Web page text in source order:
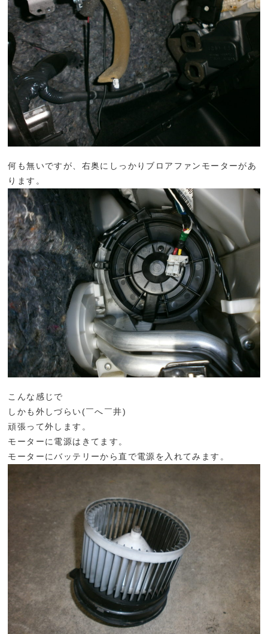
何も無いですが、右奥にしっかりブロアファンモーターがあ
ります。
こんな感じで
しかも外しづらい(￣へ￣井)
頑張って外します。
モーターに電源はきてます。
モーターにバッテリーから直で電源を入れてみます。